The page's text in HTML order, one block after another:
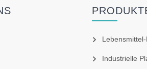
Industrielle